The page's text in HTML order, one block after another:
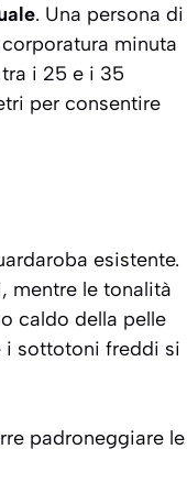
. Una persona di
minuta
i 25 e i 35
per consentire
esistente.
mentre le tonalità
caldo della pelle
i sottotoni freddi si
padroneggiare le